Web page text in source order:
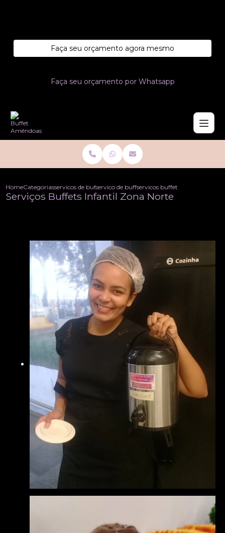
Faça seu orçamento agora mesmo
Faça seu orçamento por Whatsapp
HomeCategoriasservicos de buffetservico de buffet para festa infantil
servicos buffets infantil zona
Serviços Buffets Infantil Zona Norte